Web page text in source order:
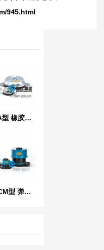
945.html
成都JA型 橡胶减振器
成都SCM型 弹簧减振器